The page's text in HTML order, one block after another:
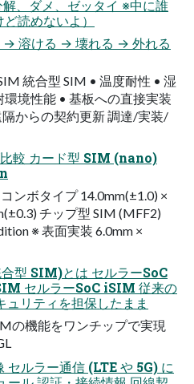
、ダメ、ゼッタイ ※中に誰
読めないよ）
→ 溶ける → 壊れる → 外れる
統合型 SIM • 温度耐性 • 湿
環境性能 • 基板への直接実装
からの契約更新 調達/実装/
較 カード型 SIM (nano)
ンボタイプ 14.0mm(±1.0) ×
チップ型 SIM (MFF2)
※ 表面実装 6.0mm ×
型 SIM)とは セルラーSoC
セルラーSoC iSIM 従来の
リティを担保したまま
の機能をワンチップで実現
セルラー通信 (LTE や 5G) に